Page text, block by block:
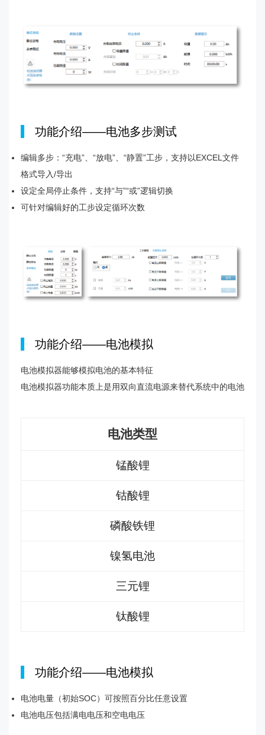
功能介绍——电池多步测试
编辑多步：“充电”、“放电”、“静置”工步，支持以EXCEL文件
格式导入/导出
设定全局停止条件，支持“与”“或”逻辑切换
可针对编辑好的工步设定循环次数
功能介绍——电池模拟
电池模拟器能够模拟电池的基本特征
电池模拟器功能本质上是用双向直流电源来替代系统中的电池
电池类型
锰酸锂
钴酸锂
磷酸铁锂
镍氢电池
三元锂
钛酸锂
功能介绍——电池模拟
电池电量（初始SOC）可按照百分比任意设置
电池电压包括满电电压和空电电压